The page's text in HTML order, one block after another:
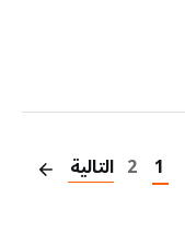
1
2 التالية